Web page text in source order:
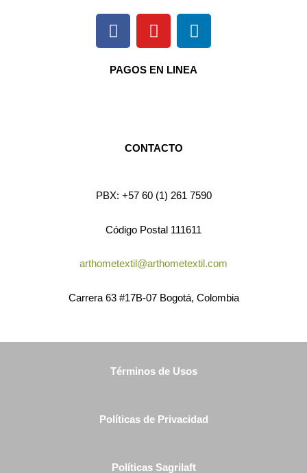
F
a
e
I
n
t
a
m
L
i
k
PAGOS EN LINEA
CONTACTO
PBX: +57 60 (1) 261 7590
Código Postal 111611
arthometextil@arthometextil.com
Carrera 63 #17B-07 Bogotá, Colombia
Términos de Usos
Políticas de Privacidad
Políticas Sagrilaft